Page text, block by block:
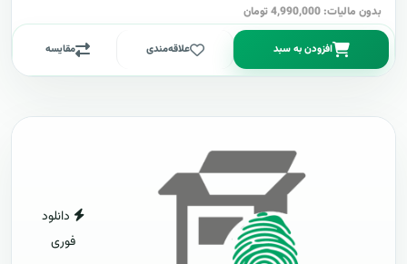
بدون مالیات: 4,990,000 تومان
افزودن به سبد علاقه‌مندی مقایسه
دانلود
فوری